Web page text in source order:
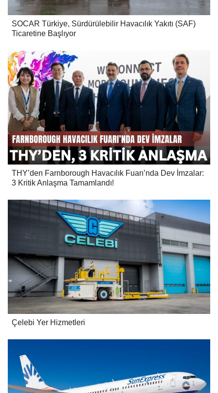
SOCAR Türkiye, Sürdürülebilir Havacılık Yakıtı (SAF)
Ticaretine Başlıyor
THY’den Farnborough Havacılık Fuarı’nda Dev İmzalar:
3 Kritik Anlaşma Tamamlandı!
Çelebi Yer Hizmetleri